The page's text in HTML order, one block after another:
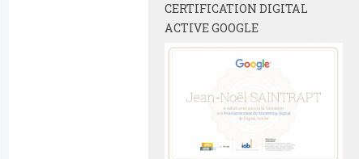
CERTIFICATION DIGITAL
ACTIVE GOOGLE